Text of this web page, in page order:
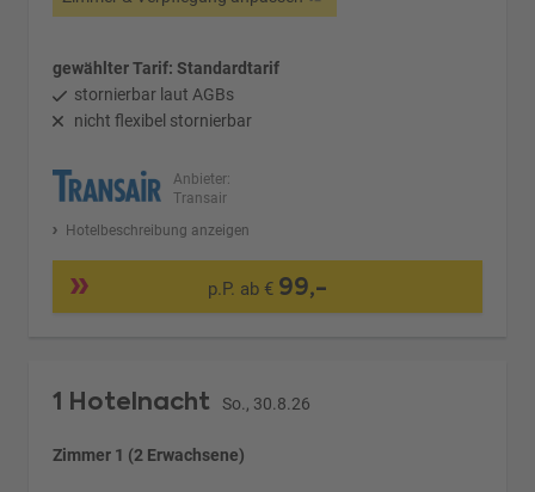
gewählter Tarif: Standardtarif
stornierbar laut AGBs
nicht flexibel stornierbar
Anbieter:
Transair
Hotelbeschreibung anzeigen
p.P. ab € 99,-
1 Hotelnacht So., 30.8.26
Zimmer 1 (2 Erwachsene)